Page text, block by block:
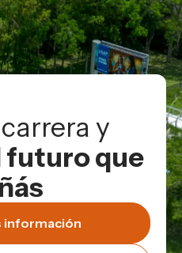
y
futuro que
información